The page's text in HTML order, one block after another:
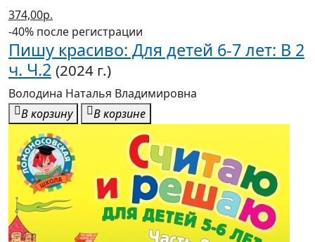
374,00р.
-40% после регистрации
Пишу красиво: Для детей 6-7 лет: В 2
ч. Ч.2 (2024 г.)
Володина Наталья Владимировна
В корзину
В корзине